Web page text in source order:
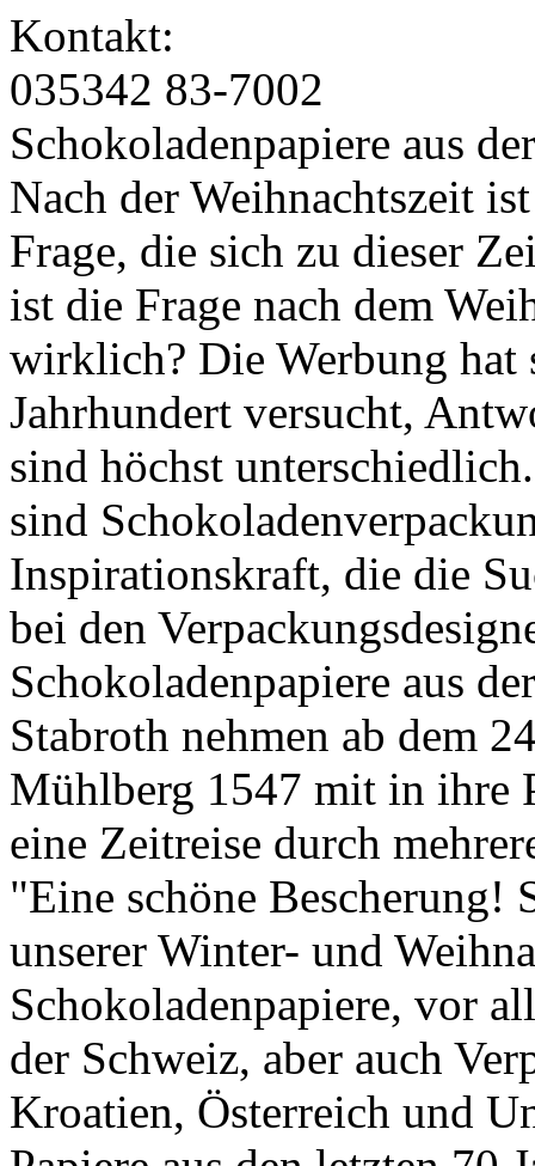
Kontakt:
035342 83-7002
Schokoladenpapiere aus
Nach der Weihnachtszeit
Frage, die sich zu dieser
ist die Frage nach dem
wirklich? Die Werbung hat
Jahrhundert versucht,
sind höchst
sind
Inspirationskraft, die die
bei den
Schokoladenpapiere aus
Stabroth nehmen ab dem
Mühlberg 1547 mit in ihre
eine Zeitreise durch
"Eine schöne Bescherung!
unserer Winter- und
Schokoladenpapiere, vor
der Schweiz, aber auch
Kroatien, Österreich und